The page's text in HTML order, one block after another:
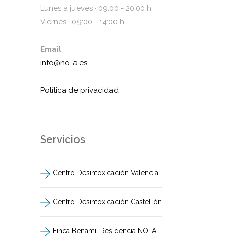
Lunes a jueves · 09:00 - 20:00 h
Viernes · 09:00 - 14:00 h
Email
info@no-a.es
Política de privacidad
Servicios
Centro Desintoxicación Valencia
Centro Desintoxicación Castellón
Finca Benamil Residencia NO-A